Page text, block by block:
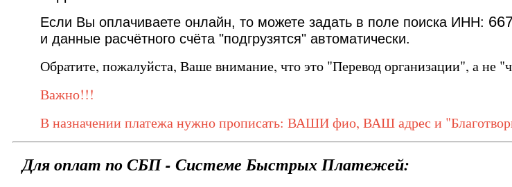
Если Вы оплачиваете онлайн, то можете задать в поле поиска ИНН:
и данные расчётного счёта "подгрузятся" автоматически.
Обратите, пожалуйста, Ваше внимание, что это "Перевод организации", а не
Важно!!!
В назначении платежа нужно прописать: ВАШИ фио, ВАШ адрес и
Для оплат по СБП - Системе Быстрых Платежей: